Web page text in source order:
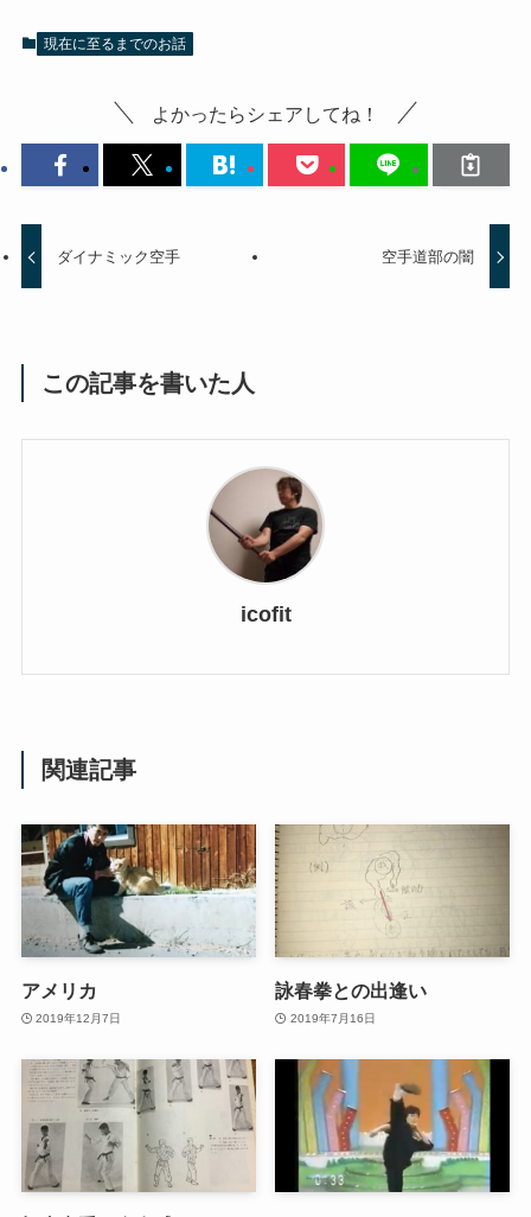
現在に至るまでのお話
よかったらシェアしてね！
ダイナミック空手 空手道部の闇
この記事を書いた人
icofit
関連記事
アメリカ
2019年12月7日
詠春拳との出逢い
2019年7月16日